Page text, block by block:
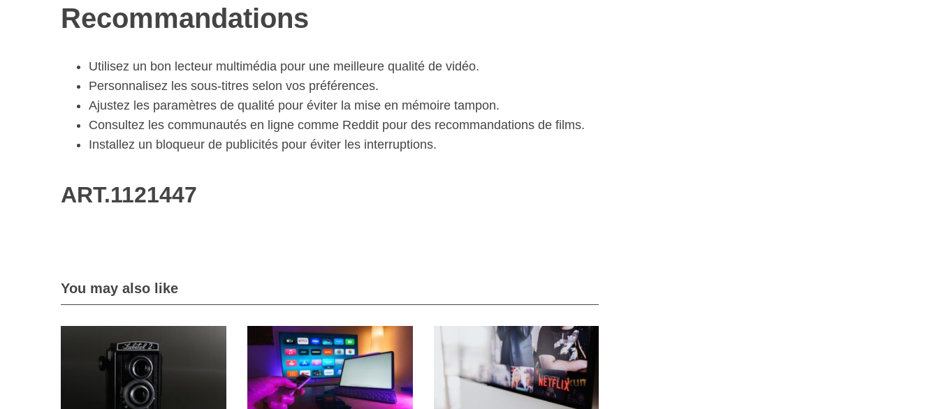
Recommandations
Utilisez un bon lecteur multimédia pour une meilleure qualité de vidéo.
Personnalisez les sous-titres selon vos préférences.
Ajustez les paramètres de qualité pour éviter la mise en mémoire tampon.
Consultez les communautés en ligne comme Reddit pour des recommandations de films.
Installez un bloqueur de publicités pour éviter les interruptions.
ART.1121447
You may also like